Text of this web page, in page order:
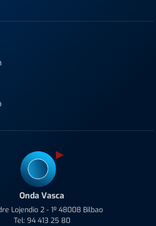
Onda Vasca
Lojendio 2 - 1º 48008 Bilbao
Tel: 94 413 25 80